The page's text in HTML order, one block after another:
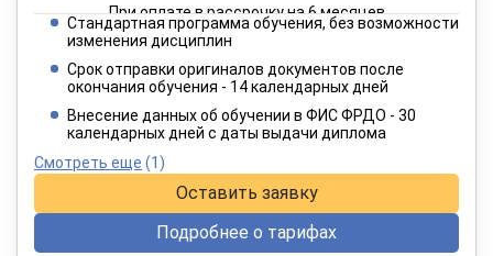
При оплате в рассрочку на 6 месяцев
2 749 руб.
При оплате в рассрочку на 12 месяцев
Стандартная программа обучения, без возможности
изменения дисциплин
Срок отправки оригиналов документов после
окончания обучения - 14 календарных дней
Внесение данных об обучении в ФИС ФРДО - 30
календарных дней с даты выдачи диплома
Смотреть еще (1)
Оставить заявку
Подробнее о тарифах